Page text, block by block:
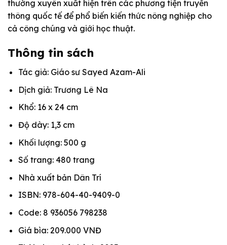
thường xuyên xuất hiện trên các phương tiện truyền
thông quốc tế để phổ biến kiến thức nông nghiệp cho
cả công chúng và giới học thuật.
Thông tin sách
Tác giả: Giáo sư Sayed Azam-Ali
Dịch giả: Trương Lê Na
Khổ: 16 x 24 cm
Độ dày: 1,3 cm
Khối lượng: 500 g
Số trang: 480 trang
Nhà xuất bản Dân Trí
ISBN: 978-604-40-9409-0
Code: 8 936056 798238
Giá bìa: 209.000 VNĐ